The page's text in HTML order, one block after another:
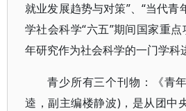
就业发展趋势与对策”、“当代青
学社会科学“六五”期间国家重
年研究作为社会科学的一门学科
青少所有三个刊物：《青
逵，副主编楼静波)，是从团中